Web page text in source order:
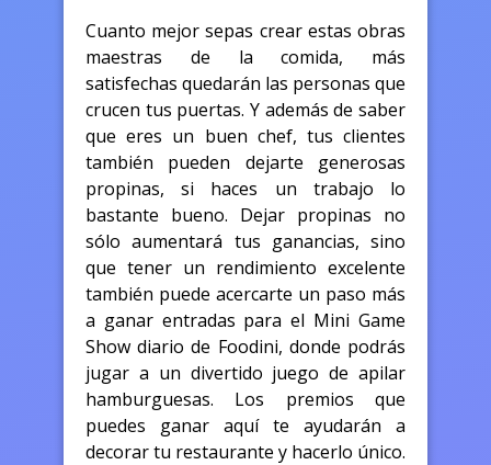
Cuanto mejor sepas crear estas obras
maestras de la comida, más
satisfechas quedarán las personas que
crucen tus puertas. Y además de saber
que eres un buen chef, tus clientes
también pueden dejarte generosas
propinas, si haces un trabajo lo
bastante bueno. Dejar propinas no
sólo aumentará tus ganancias, sino
que tener un rendimiento excelente
también puede acercarte un paso más
a ganar entradas para el Mini Game
Show diario de Foodini, donde podrás
jugar a un divertido juego de apilar
hamburguesas. Los premios que
puedes ganar aquí te ayudarán a
decorar tu restaurante y hacerlo único.